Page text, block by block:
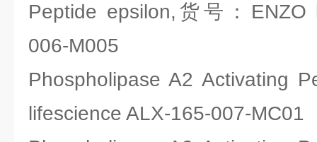
Peptide epsilon,货号：ENZO
006-M005
Phospholipase A2 Activating
lifescience ALX-165-007-MC01